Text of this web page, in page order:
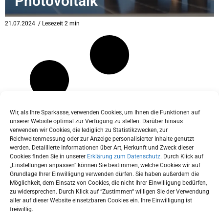
Wir, als Ihre Sparkasse, verwenden Cookies, um Ihnen die Funktionen auf
unserer Website optimal zur Verfügung zu stellen. Darüber hinaus
verwenden wir Cookies, die lediglich zu Statistikzwecken, zur
Reichweitenmessung oder zur Anzeige personalisierter Inhalte genutzt
werden. Detaillierte Informationen über Art, Herkunft und Zweck dieser
Cookies finden Sie in unserer Erklärung zum Datenschutz. Durch Klick auf
„Einstellungen anpassen“ können Sie bestimmen, welche Cookies wir auf
Grundlage Ihrer Einwilligung verwenden dürfen. Sie haben außerdem die
Möglichkeit, dem Einsatz von Cookies, die nicht Ihrer Einwilligung bedürfen,
zu widersprechen. Durch Klick auf “Zustimmen“ willigen Sie der Verwendung
aller auf dieser Website einsetzbaren Cookies ein. Ihre Einwilligung ist
freiwillig.
21.07.2024 / Lesezeit 2 min